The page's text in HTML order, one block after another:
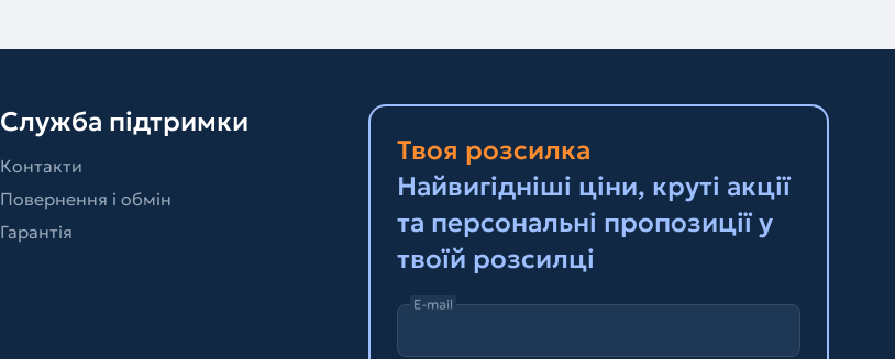
Служба підтримки
Контакти
Повернення і обмін
Гарантія
Твоя розсилка
Найвигідніші ціни, круті акції
та персональні пропозиції у
твоїй розсилці
E-mail